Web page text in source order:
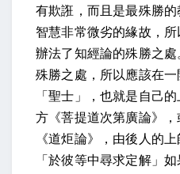
有欺誑，而且是最殊勝
智慧非常微劣的緣故，
辦法了知經論的殊勝之
殊勝之處，所以應該在
「聖士」，也就是自己
方《菩提道次第廣論》
《道炬論》，由後人的
「於彼等中尋求定解」